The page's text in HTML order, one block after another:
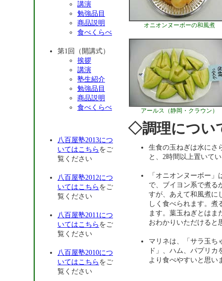
講演
勉強品目
商品説明
食べくらべ
第1回（開講式）
挨拶
講演
塾生紹介
勉強品目
商品説明
食べくらべ
八百屋塾2013につ
いてはこちら をご
覧ください
八百屋塾2012につ
いてはこちら をご
覧ください
八百屋塾2011につ
いてはこちら をご
覧ください
八百屋塾2010につ
いてはこちら をご
覧ください
オニオンヌーボーの和風煮
アールス（静岡・クラウン）
◇調理につい
生食の玉ねぎは水にさ
と、2時間以上置いて
「オニオンヌーボー
で、ブイヨン系で煮る
すが、あえて和風煮に
しく食べられます。煮
ます。葉玉ねぎとはま
おわかりいただけると
マリネは、「サラ玉ち
ド」、ハム、パプリ
より食べやすいと思い